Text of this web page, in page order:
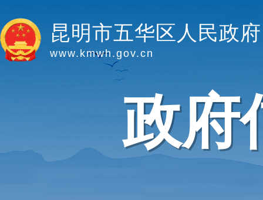
昆明市五华区人民政府
www.kmwh.gov.cn
政府